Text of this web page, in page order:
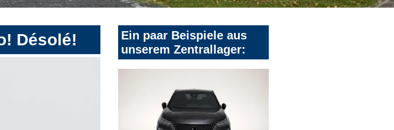
Désolé!
Ein paar Beispiele aus
unserem Zentrallager: